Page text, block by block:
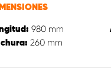
980 mm
260 mm